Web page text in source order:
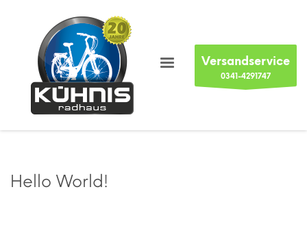
Versandservice
0341-4291747
Hello World!